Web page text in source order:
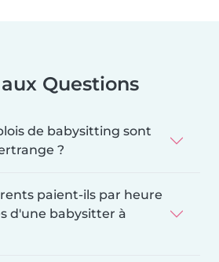
Questions
de babysitting sont
?
paient-ils par heure
d'une babysitter à